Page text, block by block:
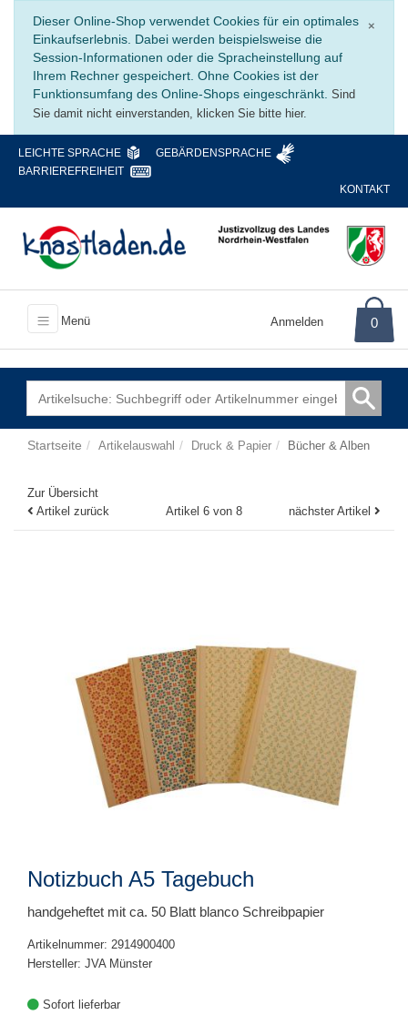
×
Dieser Online-Shop verwendet Cookies für ein optimales
Einkaufserlebnis. Dabei werden beispielsweise die
Session-Informationen oder die Spracheinstellung auf
Ihrem Rechner gespeichert. Ohne Cookies ist der
Funktionsumfang des Online-Shops eingeschränkt. Sind
Sie damit nicht einverstanden, klicken Sie bitte hier.
LEICHTE SPRACHE
GEBÄRDENSPRACHE
BARRIEREFREIHEIT
KONTAKT
Menü Anmelden 0
Startseite Artikelauswahl Druck & Papier Bücher & Alben
Zur Übersicht
Artikel zurück
Artikel 6 von 8 nächster Artikel
Notizbuch A5 Tagebuch
handgeheftet mit ca. 50 Blatt blanco Schreibpapier
Artikelnummer: 2914900400
Hersteller: JVA Münster
Sofort lieferbar